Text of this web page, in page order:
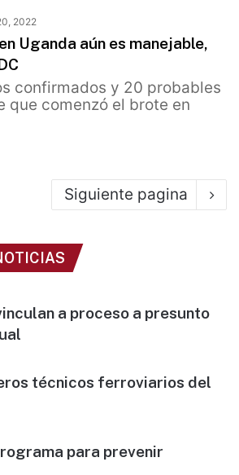
2022
Uganda aún es manejable,
confirmados y 20 probables
que comenzó el brote en
Siguiente pagina
a proceso a presunto
técnicos ferroviarios del
para prevenir